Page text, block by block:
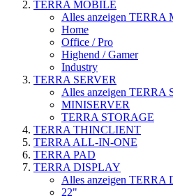
TERRA MOBILE
Alles anzeigen TERRA
Home
Office / Pro
Highend / Gamer
Industry
TERRA SERVER
Alles anzeigen TERRA
MINISERVER
TERRA STORAGE
TERRA THINCLIENT
TERRA ALL-IN-ONE
TERRA PAD
TERRA DISPLAY
Alles anzeigen TERRA
22"